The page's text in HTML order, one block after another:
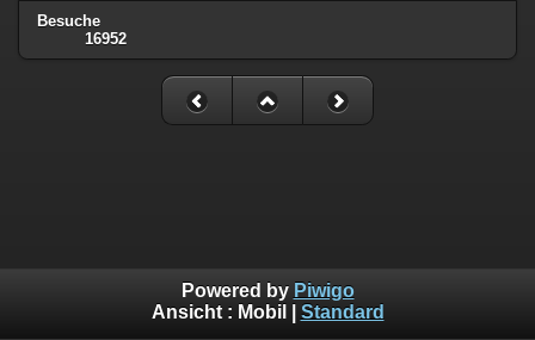
Besuche
16952
Powered by Piwigo
Ansicht : Mobil Standard